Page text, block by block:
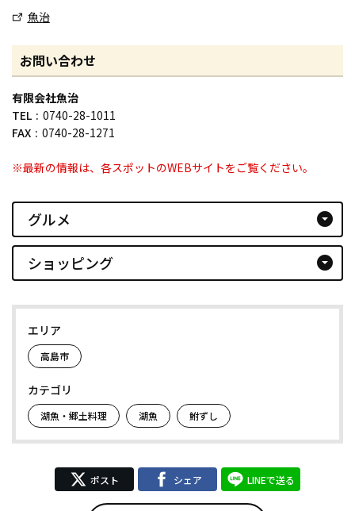
魚治
お問い合わせ
有限会社魚治
TEL
0740-28-1011
FAX
0740-28-1271
※最新の情報は、各スポットのWEBサイトをご覧ください。
グルメ arrow_drop_down_circle
ショッピング arrow_drop_down_circle
エリア
高島市
カテゴリ
湖魚・郷土料理 湖魚 鮒ずし
ポスト シェア LINEで送る